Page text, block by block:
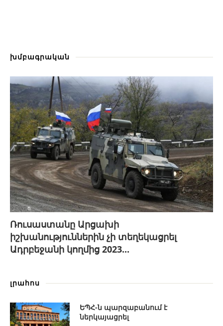
խմբագրական
Ռուսաստանը Արցախի
իշխանություններին չի տեղեկացրել
Ադրբեջանի կողմից 2023...
լրահոս
ԵՊՀ-ն պարզաբանում է
ներկայացրել